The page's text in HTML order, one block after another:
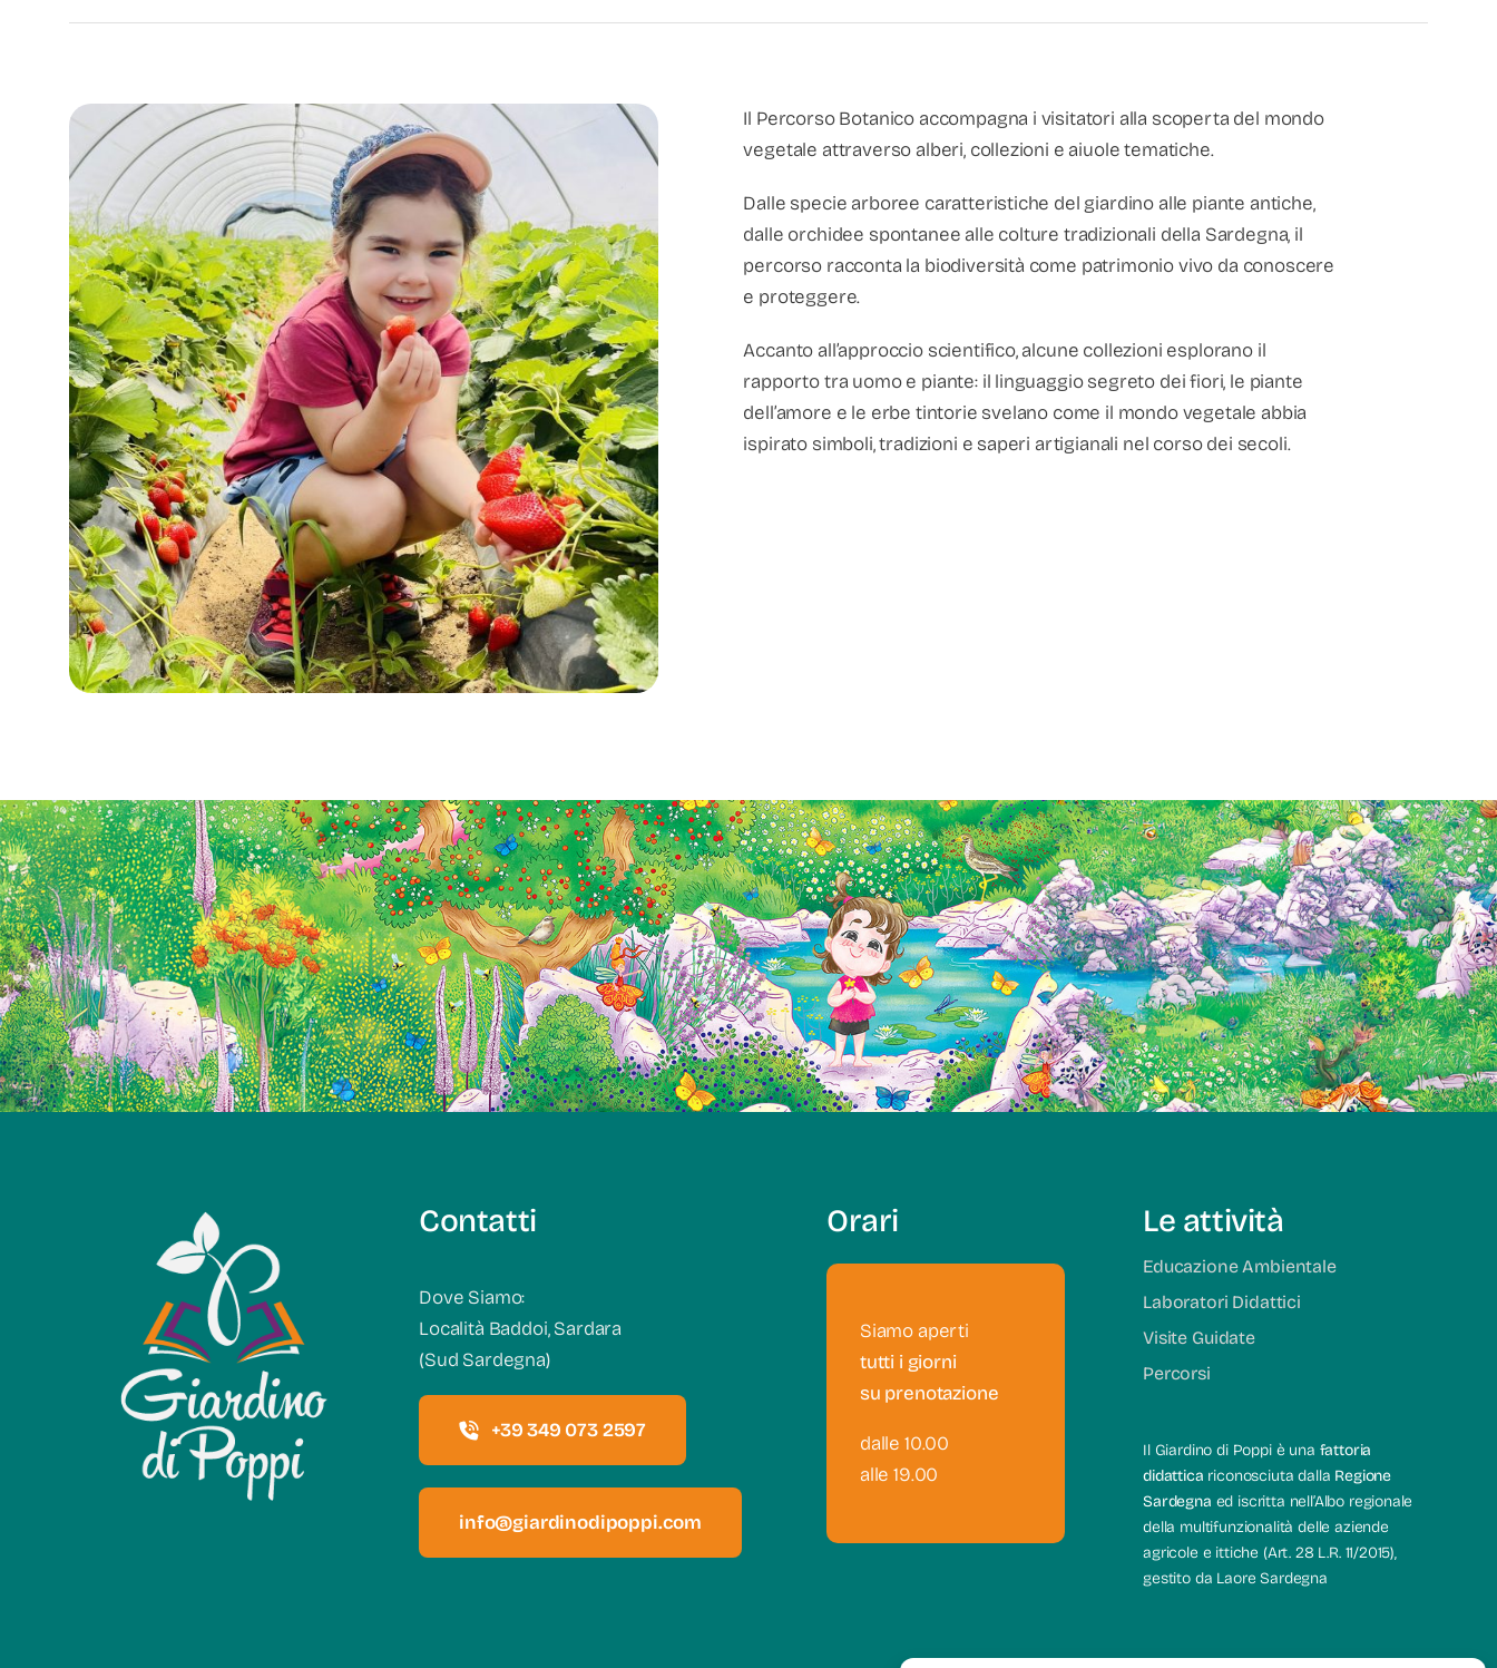
Il Percorso Botanico accompagna i visitatori alla scoperta del mondo
vegetale attraverso alberi, collezioni e aiuole tematiche.
Dalle specie arboree caratteristiche del giardino alle piante antiche,
dalle orchidee spontanee alle colture tradizionali della Sardegna, il
percorso racconta la biodiversità come patrimonio vivo da conoscere
e proteggere.
Accanto all’approccio scientifico, alcune collezioni esplorano il
rapporto tra uomo e piante: il linguaggio segreto dei fiori, le piante
dell’amore e le erbe tintorie svelano come il mondo vegetale abbia
ispirato simboli, tradizioni e saperi artigianali nel corso dei secoli.
Contatti
Dove Siamo:
Località Baddoi, Sardara
(Sud Sardegna)
+39 349 073 2597
info@giardinodipoppi.com
Orari
Siamo aperti
tutti i giorni
su prenotazione
dalle 10.00
alle 19.00
Le attività
Educazione Ambientale
Laboratori Didattici
Visite Guidate
Percorsi
Il Giardino di Poppi è una fattoria
didattica riconosciuta dalla Regione
Sardegna ed iscritta nell’Albo regionale
della multifunzionalità delle aziende
agricole e ittiche (Art. 28 L.R. 11/2015),
gestito da Laore Sardegna